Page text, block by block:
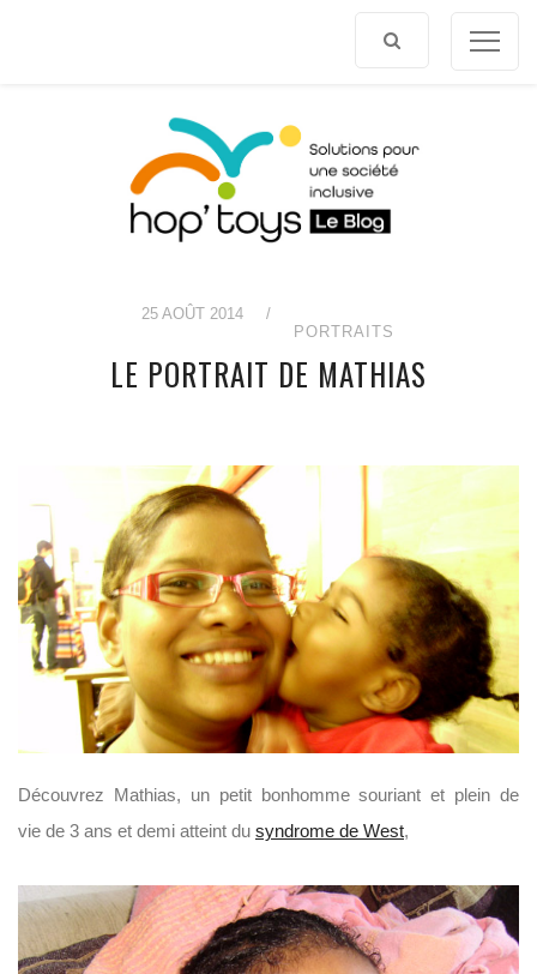
25 AOÛT 2014
/
PORTRAITS
LE PORTRAIT DE MATHIAS
Découvrez Mathias, un petit bonhomme souriant et plein de
vie de 3 ans et demi atteint du syndrome de West,